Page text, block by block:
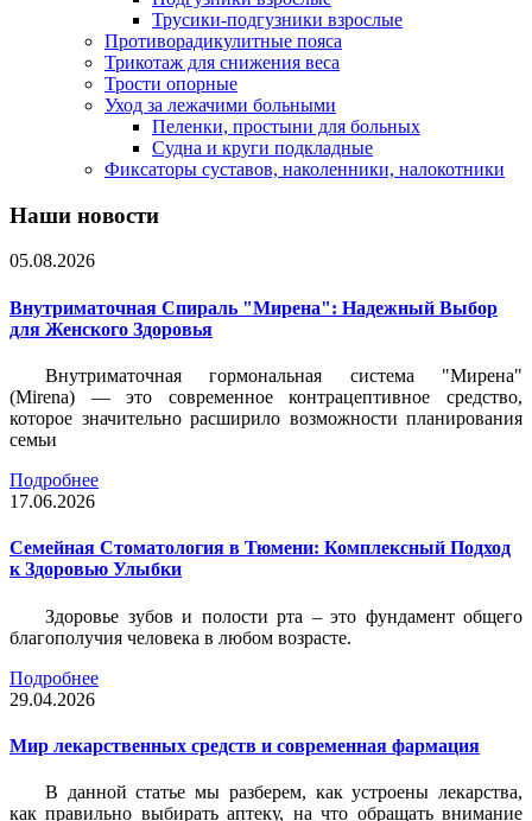
Трусики-подгузники взрослые
Противорадикулитные пояса
Трикотаж для снижения веса
Трости опорные
Уход за лежачими больными
Пеленки, простыни для больных
Судна и круги подкладные
Фиксаторы суставов, наколенники, налокотники
Наши новости
05.08.2026
Внутриматочная Спираль "Мирена": Надежный Выбор
для Женского Здоровья
Внутриматочная гормональная система "Мирена"
(Mirena) — это современное контрацептивное средство,
которое значительно расширило возможности планирования
семьи
Подробнее
17.06.2026
Семейная Стоматология в Тюмени: Комплексный Подход
к Здоровью Улыбки
Здоровье зубов и полости рта – это фундамент общего
благополучия человека в любом возрасте.
Подробнее
29.04.2026
Мир лекарственных средств и современная фармация
В данной статье мы разберем, как устроены лекарства,
как правильно выбирать аптеку, на что обращать внимание